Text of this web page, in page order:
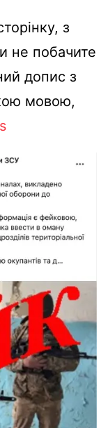
з
не побачите
допис з
мовою,